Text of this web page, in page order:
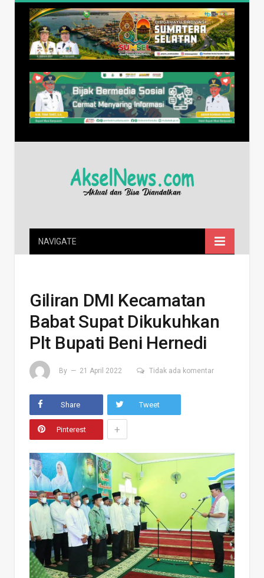
NAVIGATE
Giliran DMI Kecamatan
Babat Supat Dikukuhkan
Plt Bupati Beni Hernedi
By 21 April 2022 Tidak ada komentar
Share Tweet
Pinterest +